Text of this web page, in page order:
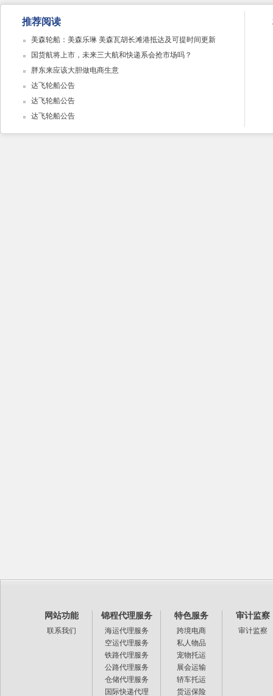
推荐阅读
美森轮船：美森乐琳 美森瓦胡长滩港抵达及可提时间更新
国货航将上市，未来三大航和快递系会抢市场吗？
胖东来应该大胆做电商生意
达飞轮船公告
达飞轮船公告
达飞轮船公告
网站功能
联系我们
锦程代理服务
海运代理服务
空运代理服务
铁路代理服务
公路代理服务
仓储代理服务
国际快递代理
特色服务
跨境电商
私人物品
宠物托运
展会运输
轿车托运
货运保险
审计监察
审计监察